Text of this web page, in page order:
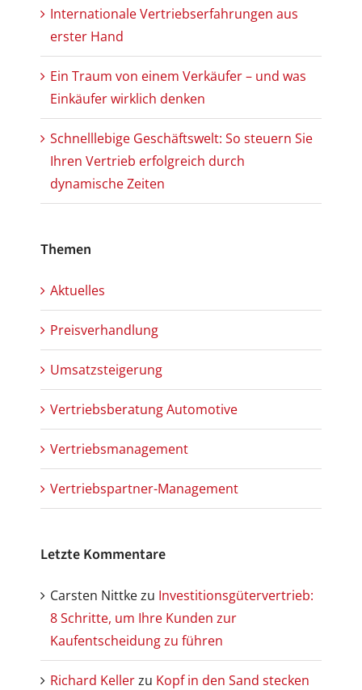
Internationale Vertriebserfahrungen aus
erster Hand
Ein Traum von einem Verkäufer – und was
Einkäufer wirklich denken
Schnelllebige Geschäftswelt: So steuern Sie
Ihren Vertrieb erfolgreich durch
dynamische Zeiten
Themen
Aktuelles
Preisverhandlung
Umsatzsteigerung
Vertriebsberatung Automotive
Vertriebsmanagement
Vertriebspartner-Management
Letzte Kommentare
Carsten Nittkezu Investitionsgütervertrieb:
8 Schritte, um Ihre Kunden zur
Kaufentscheidung zu führen
Richard Kellerzu Kopf in den Sand stecken